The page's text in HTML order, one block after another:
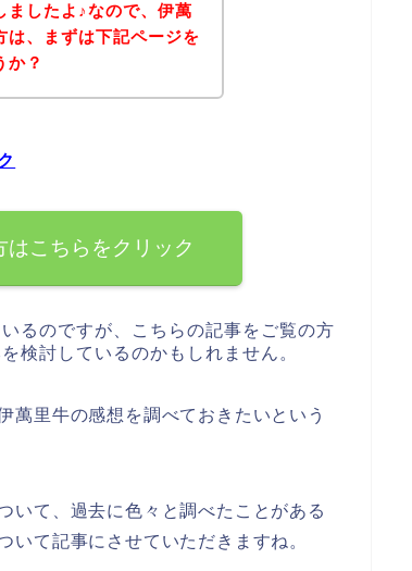
ましたよ♪なので、伊萬
は、まずは下記ページを
か？
こちらをクリック
るのですが、こちらの記事をご覧の方
検討しているのかもしれません。
萬里牛の感想を調べておきたいという
いて、過去に色々と調べたことがある
いて記事にさせていただきますね。